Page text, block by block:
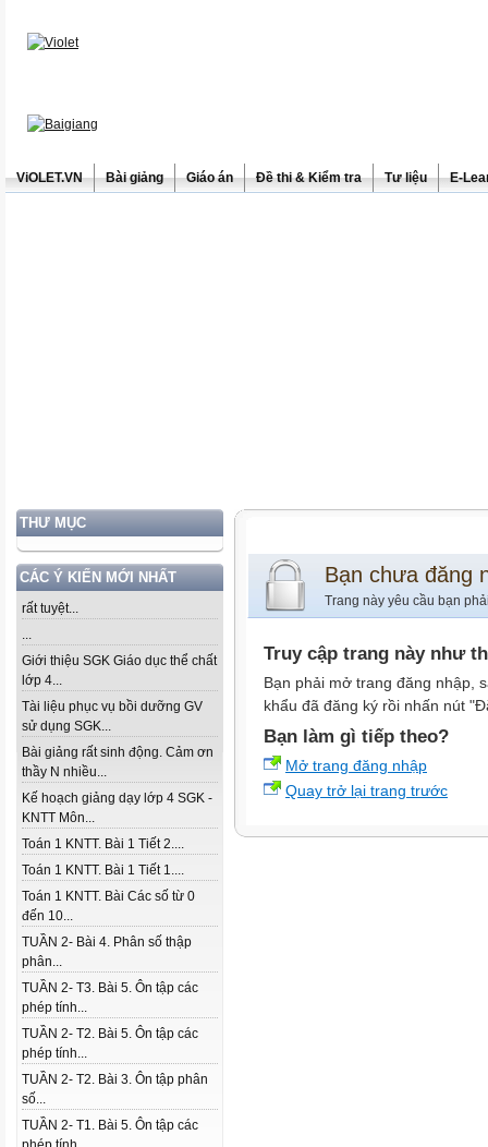
ViOLET.VN Bài giảng Giáo án Đề thi & Kiểm tra Tư liệu E-
THƯ MỤC
CÁC Ý KIẾN MỚI NHẤT
rất tuyệt...
...
Giới thiệu SGK Giáo dục thể chất
lớp 4...
Tài liệu phục vụ bồi dưỡng GV
sử dụng SGK...
Bài giảng rất sinh động. Cảm ơn
thầy N nhiều...
Kế hoạch giảng dạy lớp 4 SGK -
KNTT Môn...
Toán 1 KNTT. Bài 1 Tiết 2....
Toán 1 KNTT. Bài 1 Tiết 1....
Toán 1 KNTT. Bài Các số từ 0
đến 10...
TUẦN 2- Bài 4. Phân số thập
phân...
TUẦN 2- T3. Bài 5. Ôn tập các
phép tính...
TUẦN 2- T2. Bài 5. Ôn tập các
phép tính...
TUẦN 2- T2. Bài 3. Ôn tập phân
số...
TUẦN 2- T1. Bài 5. Ôn tập các
Bạn chưa đăng
Trang này yêu cầu bạn
Truy cập trang này như
Bạn phải mở trang đăng nhập,
khẩu đã đăng ký rồi nhấn nút
Bạn làm gì tiếp theo?
Mở trang đăng nhập
Quay trở lại trang trước